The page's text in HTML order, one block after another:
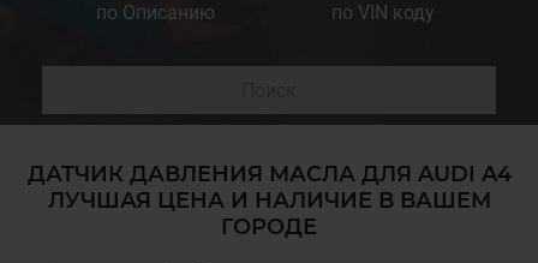
по Описанию по VIN коду
ДАТЧИК ДАВЛЕНИЯ МАСЛА ДЛЯ AUDI A4
ЛУЧШАЯ ЦЕНА И НАЛИЧИЕ В ВАШЕМ
ГОРОДЕ